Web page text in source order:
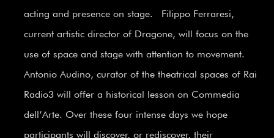
acting and presence on stage.
Filippo Ferraresi,
current artistic director of Dragone, will focus on the
use of space and stage with attention to movement.
Antonio Audino, curator of the theatrical spaces of Rai
Radio3 will offer a historical lesson on Commedia
dell’Arte. Over these four intense days we hope
participants will discover, or rediscover, their